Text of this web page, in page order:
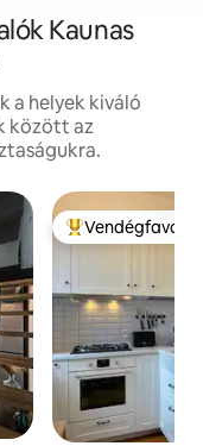
Kaunas
a helyek kiváló
között az
Kiemelt
Vendégfavorit